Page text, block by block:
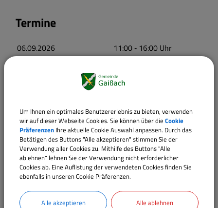
Termine
06.09.2026 11:00‐ 16:00 Uhr
Um Ihnen ein optimales Benutzererlebnis zu bieten, verwenden
wir auf dieser Webseite Cookies. Sie können über die Cookie
Präferenzen Ihre aktuelle Cookie Auswahl anpassen. Durch das
Betätigen des Buttons "Alle akzeptieren" stimmen Sie der
Verwendung aller Cookies zu. Mithilfe des Buttons "Alle
ablehnen" lehnen Sie der Verwendung nicht erforderlicher
Cookies ab. Eine Auflistung der verwendeten Cookies finden Sie
ebenfalls in unseren Cookie Präferenzen.
Alle akzeptieren Alle ablehnen